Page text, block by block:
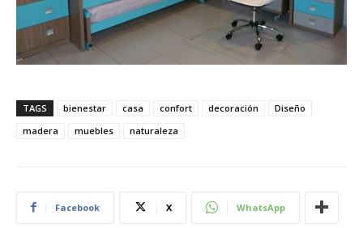
TAGS bienestar casa confort decoración
Diseño
madera
muebles naturaleza
Facebook X WhatsApp